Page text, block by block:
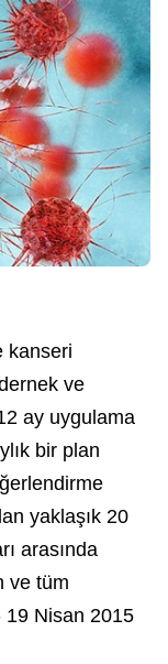
kanseri
ve
ay uygulama
bir plan
yaklaşık 20
arasında
ve tüm
19 Nisan 2015